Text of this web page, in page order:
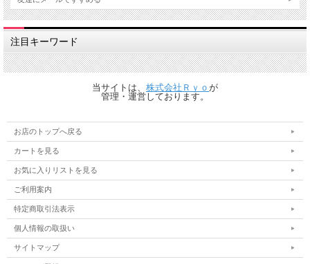
注目キーワード
当サイトは、 株式会社Ｒｙｏ が
管理・運営しております。
お店のトップへ戻る
カートを見る
お気に入りリストを見る
ご利用案内
特定商取引法表示
個人情報の取扱い
サイトマップ